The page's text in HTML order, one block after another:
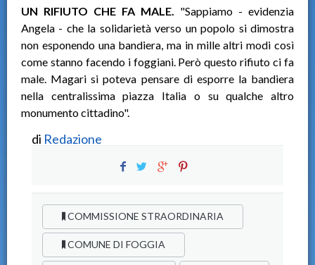
UN RIFIUTO CHE FA MALE. "Sappiamo - evidenzia
Angela - che la solidarietà verso un popolo si dimostra
non esponendo una bandiera, ma in mille altri modi così
come stanno facendo i foggiani. Però questo rifiuto ci fa
male. Magari si poteva pensare di esporre la bandiera
nella centralissima piazza Italia o su qualche altro
monumento cittadino".
di Redazione
COMMISSIONE STRAORDINARIA
COMUNE DI FOGGIA